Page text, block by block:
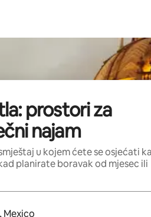
prostori za
najam
u kojem ćete se osjećati
planirate boravak od mjesec ili
dostupni rezultati, moći ćete ih